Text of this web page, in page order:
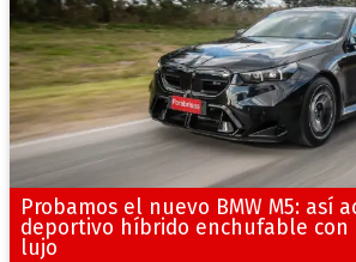
Probamos el nuevo BMW M5: así
deportivo híbrido enchufable con
lujo